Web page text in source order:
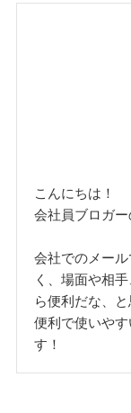
こんにちは！
会社員ブロガー
会社でのメー
く、場面や相
ら便利だな、
便利で使いや
す！